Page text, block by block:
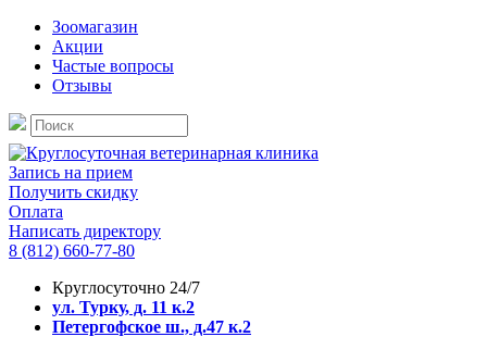
Зоомагазин
Акции
Частые вопросы
Отзывы
Запись на прием
Получить скидку
Оплата
Написать директору
8 (812) 660-77-80
Круглосуточно 24/7
ул. Турку, д. 11 к.2
Петергофское ш., д.47 к.2